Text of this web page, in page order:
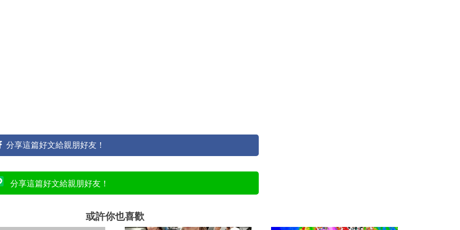
分享這篇好文給親朋好友！
分享這篇好文給親朋好友！
或許你也喜歡